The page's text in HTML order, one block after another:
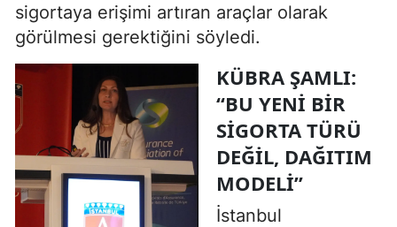
sigortaya erişimi artıran araçlar olarak
görülmesi gerektiğini söyledi.
KÜBRA ŞAMLI:
“BU YENI BIR
SIGORTA TÜRÜ
DEĞIL, DAĞITIM
MODELI”
İstanbul